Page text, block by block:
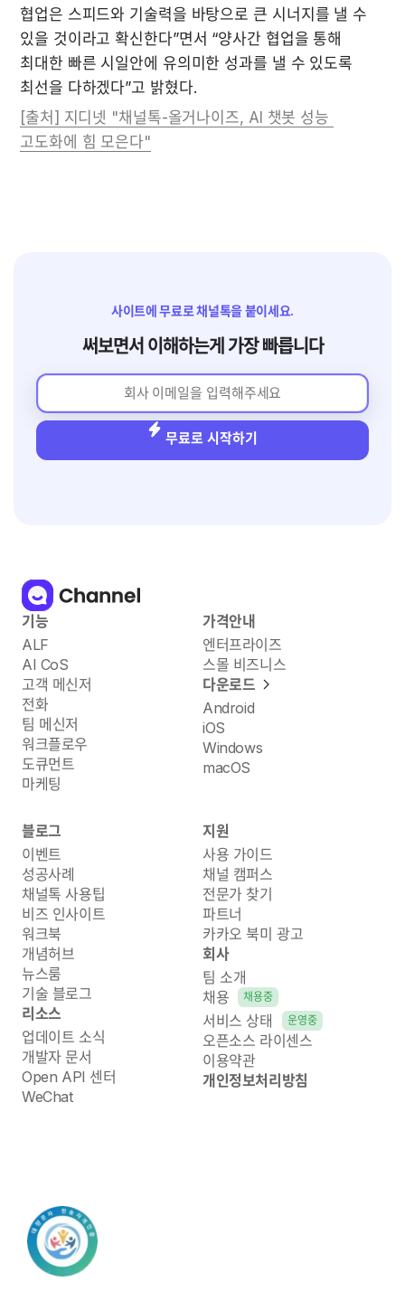
협업은 스피드와 기술력을 바탕으로 큰 시너지를 낼 수
있을 것이라고 확신한다”면서 “양사간 협업을 통해
최대한 빠른 시일안에 유의미한 성과를 낼 수 있도록
최선을 다하겠다”고 밝혔다.
[출처] 지디넷 "채널톡-올거나이즈, AI 챗봇 성능
고도화에 힘 모은다"
사이트에 무료로 채널톡을 붙이세요.
써보면서 이해하는게 가장 빠릅니다
무료로 시작하기
기능
ALF
AI CoS
고객 메신저
전화
팀 메신저
워크플로우
도큐먼트
마케팅
가격안내
엔터프라이즈
스몰 비즈니스
다운로드
Android
iOS
Windows
macOS
블로그
이벤트
성공사례
채널톡 사용팁
비즈 인사이트
워크북
개념허브
뉴스룸
기술 블로그
리소스
업데이트 소식
개발자 문서
Open API 센터
WeChat
지원
사용 가이드
채널 캠퍼스
전문가 찾기
파트너
카카오 북미 광고
회사
팀 소개
채용
채용중
서비스 상태 운영중
오픈소스 라이센스
이용약관
개인정보처리방침